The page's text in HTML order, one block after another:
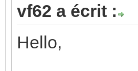
vf62 a écrit :
Hello,